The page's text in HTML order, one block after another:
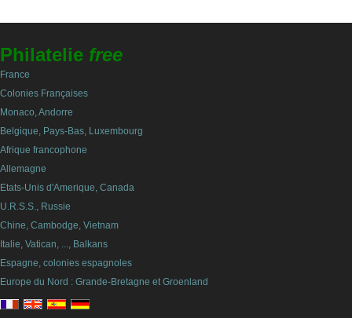
Philatelie free
France
Colonies Françaises
Monaco, Andorre
Belgique, Pays-Bas, Luxembourg
Afrique francophone
Allemagne
Etats-Unis d'Amerique, Canada
U.R.S.S., Russie
Chine, Cambodge, Vietnam
Italie, Vatican, ..., Balkans
Espagne, colonies espagnoles
Europe du Nord : Grande-Bretagne et Groenland